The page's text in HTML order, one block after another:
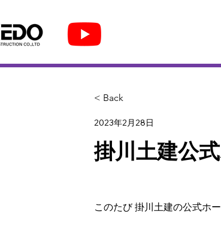
< Back
2023年2月28日
掛川土建公
このたび 掛川土建の公式ホ